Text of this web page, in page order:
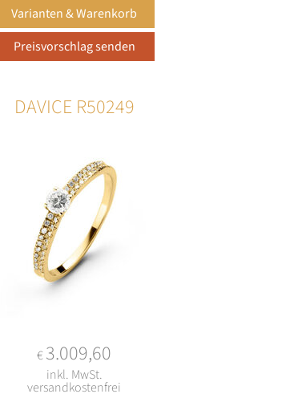
DAVICE R50249
€3.009,60
inkl. MwSt.
versandkostenfrei